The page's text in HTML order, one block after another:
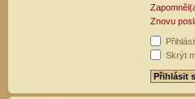
Znovu
Skrýt